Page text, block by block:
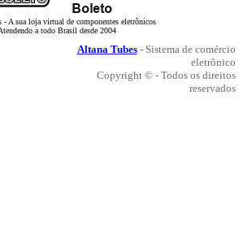
- A sua loja virtual de componentes eletrônicos
a todo Brasil desde 2004
Altana Tubes- Sistema de comércio
eletrônico
Copyright © - Todos os direitos
reservados